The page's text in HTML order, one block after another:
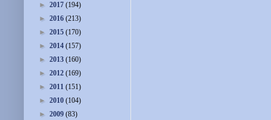
► 2017 (194)
► 2016 (213)
► 2015 (170)
► 2014 (157)
► 2013 (160)
► 2012 (169)
► 2011 (151)
► 2010 (104)
► 2009 (83)